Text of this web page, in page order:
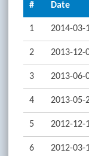
# Date
1 2014-03-
2 2013-12-
3 2013-06-
4 2013-05-
5 2012-12-
6 2012-03-